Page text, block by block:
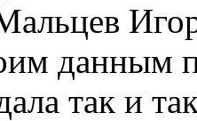
данным
так и